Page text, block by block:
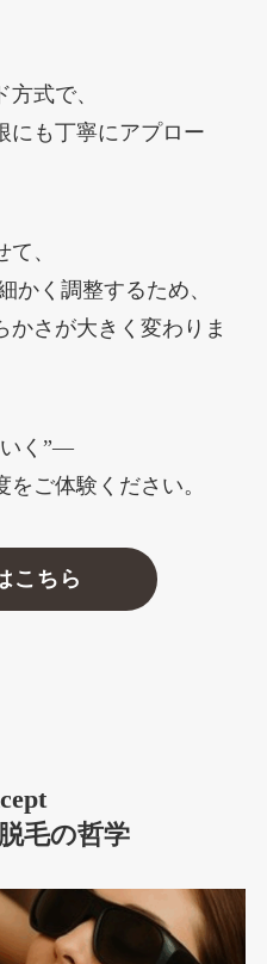
式で、
にも丁寧にアプロー
、
かく調整するため、
かさが大きく変わりま
いく”—
ご体験ください。
こちら
毛の哲学